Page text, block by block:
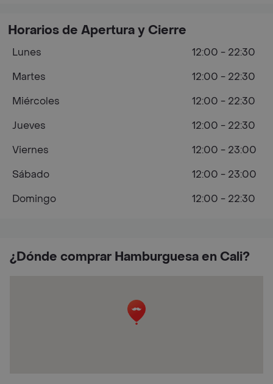
¿Dónde comprar Hamburguesa en Cali?
Horarios de Apertura y Cierre
Lunes
12:00 - 22:30
Martes
12:00 - 22:30
Miércoles
12:00 - 22:30
Jueves
12:00 - 22:30
Viernes
12:00 - 23:00
Sábado
12:00 - 23:00
Domingo
12:00 - 22:30